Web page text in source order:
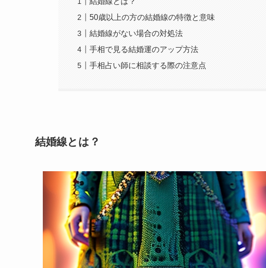
50歳以上の方の結婚線の特徴と意味
結婚線がない場合の対処法
手相で見る結婚運のアップ方法
手相占い師に相談する際の注意点
結婚線とは？